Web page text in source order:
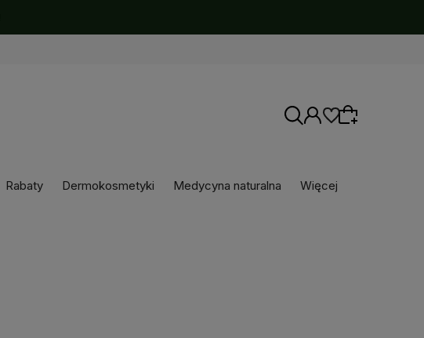
Rabaty Dermokosmetyki Medycyna naturalna Więcej